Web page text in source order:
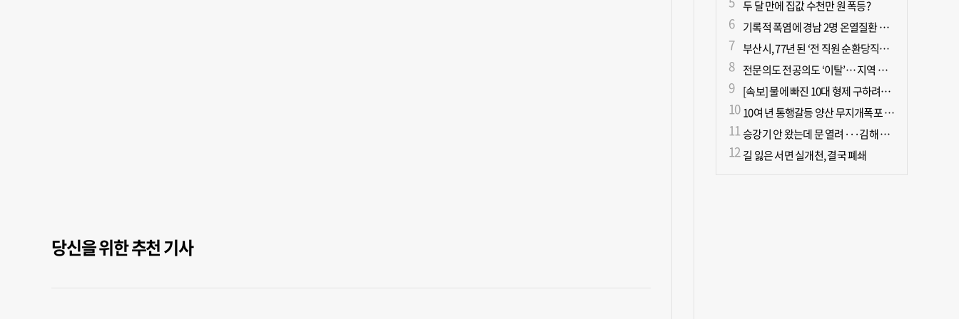
당신을 위한 추천 기사
두 달 만에 집값 수천만 원 폭등?
기록적 폭염에 경남 2명 온열질환 사망
부산시, 77년 된 ‘전 직원 순환당직제’ 폐지
전문의도 전공의도 ‘이탈’… 지역 필수의료 무너진다
[속보] 물에 빠진 10대 형제 구하려던 50대 군인 2명 심정지 상태로 이송
10여 년 통행갈등 양산 무지개폭포 해결되나?
승강기 안 왔는데 문 열려···김해 병원서 60대 직원 추락사
길 잃은 서면 실개천, 결국 폐쇄